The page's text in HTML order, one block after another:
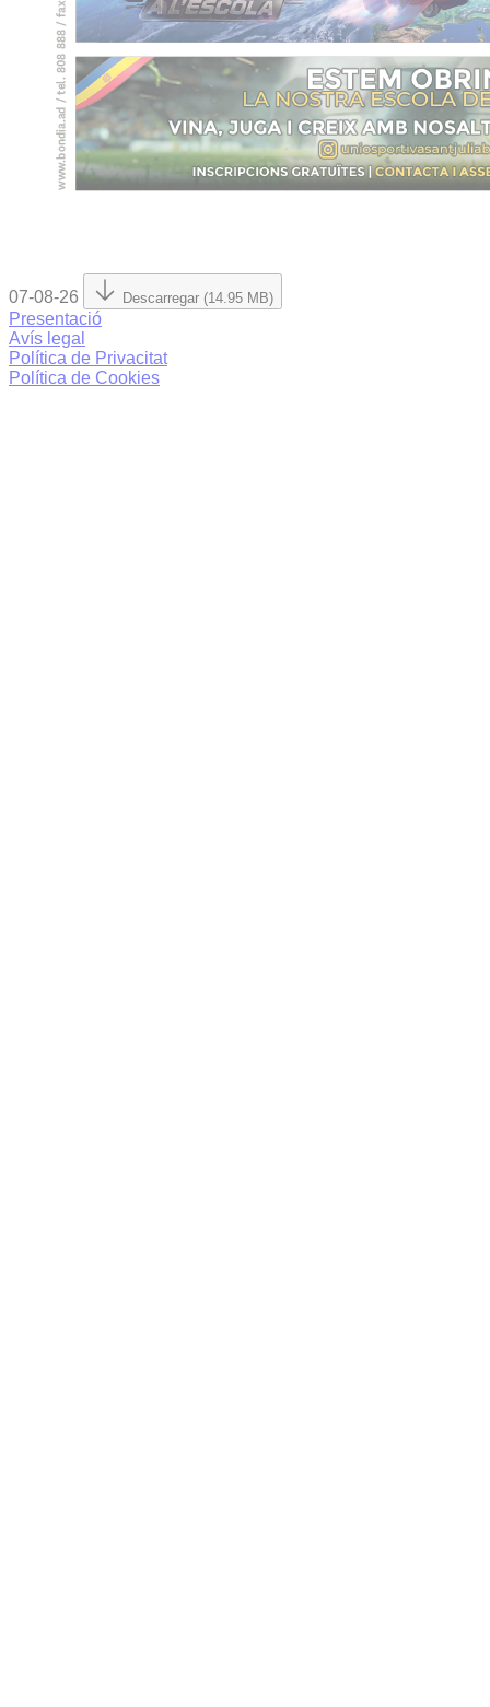
07-08-26 Descarregar (14.95 MB)
Presentació
Avís legal
Política de Privacitat
Política de Cookies